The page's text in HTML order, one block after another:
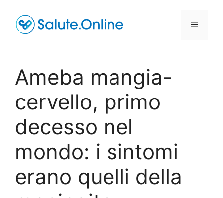
contenuto
Menu
Ameba mangia-
cervello, primo
decesso nel
mondo: i sintomi
erano quelli della